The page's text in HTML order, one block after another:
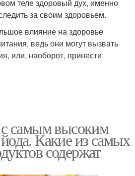
теле здоровый дух, именно
за своим здоровьем.
влияние на здоровье
ведь они могут вызвать
или, наоборот, принести
с самым высоким
Какие из самых
содержат